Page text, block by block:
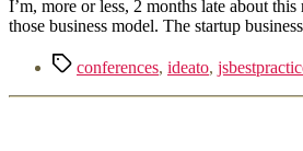
I’m, more or less, 2 months late about
those business model. The startup
Tag conferences, ideato,